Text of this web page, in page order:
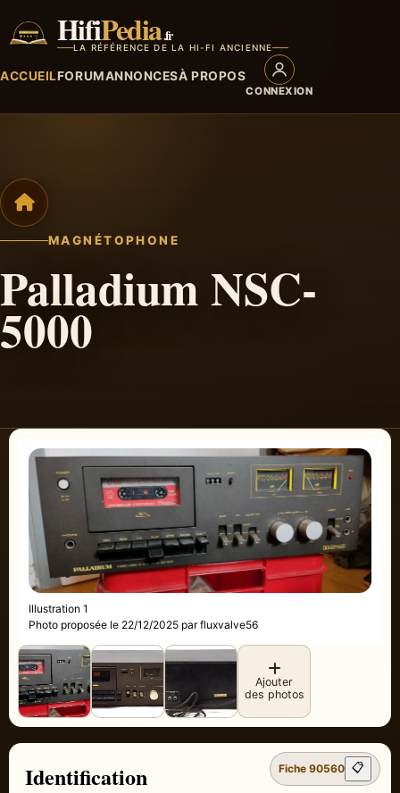
HifiPedia.fr
LA RÉFÉRENCE DE LA HI-FI ANCIENNE
ACCUEILFORUMANNONCESÀ PROPOS
CONNEXION
MAGNÉTOPHONE
Palladium NSC-
5000
Illustration 1
Photo proposée le 22/12/2025 par fluxvalve56
Ajouter
des photos
Fiche 90560 📋
Identification